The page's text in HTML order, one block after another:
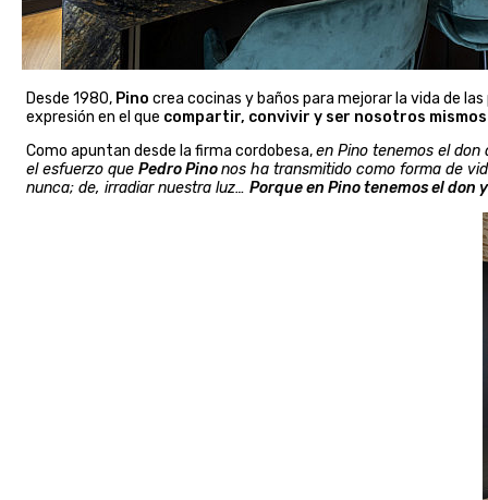
Desde 1980, Pino crea cocinas y baños para mejorar la vida de
expresión en el que compartir, convivir y ser nosotros
Como apuntan desde la firma cordobesa,en Pino tenemos el don
el esfuerzo que Pedro Pinonos ha transmitido como forma de
nunca; de, irradiar nuestra luz… Porque en Pino tenemos el don